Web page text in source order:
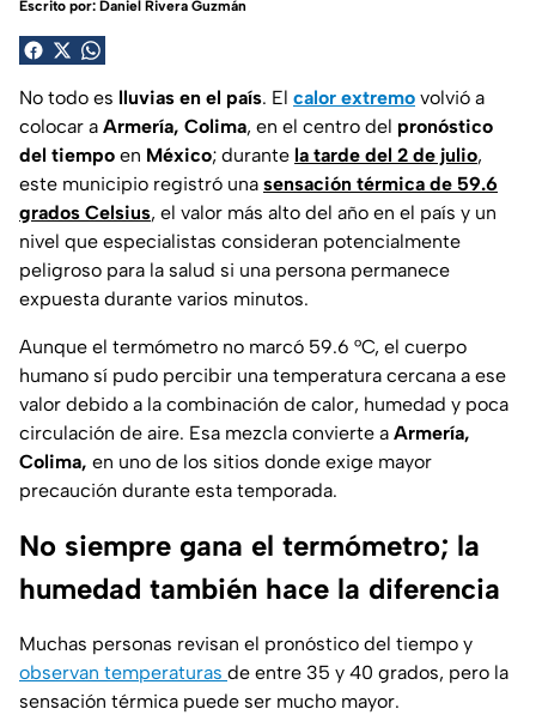
Escrito por: Daniel Rivera Guzmán
No todo es lluvias en el país. El calor extremo volvió a
colocar a Armería, Colima, en el centro del pronóstico
del tiempo en México; durante la tarde del 2 de julio,
este municipio registró una sensación térmica de 59.6
grados Celsius, el valor más alto del año en el país y un
nivel que especialistas consideran potencialmente
peligroso para la salud si una persona permanece
expuesta durante varios minutos.
Aunque el termómetro no marcó 59.6 °C, el cuerpo
humano sí pudo percibir una temperatura cercana a ese
valor debido a la combinación de calor, humedad y poca
circulación de aire. Esa mezcla convierte a Armería,
Colima, en uno de los sitios donde exige mayor
precaución durante esta temporada.
No siempre gana el termómetro; la
humedad también hace la diferencia
Muchas personas revisan el pronóstico del tiempo y
observan temperaturas de entre 35 y 40 grados, pero la
sensación térmica puede ser mucho mayor.